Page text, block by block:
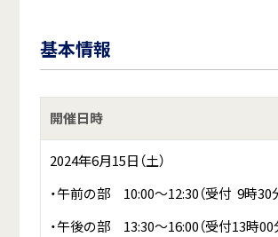
基本情報
開催日時
2024年6月15日（土）
・午前の部 10:00～12:30（受付 9時30
・午後の部 13:30～16:00（受付13